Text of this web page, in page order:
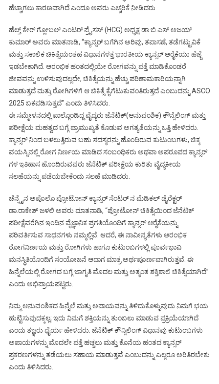
ಹೆಚ್ಚಾಗಲು ಕಾರಣವಾಗಿದೆ ಎಂದೂ ಅವರು ಎಚ್ಚರಿಕೆ ನೀಡಿದರು.
ಹೆಲ್ತ್ ಕೇರ್ ಗ್ಲೋಬಲ್ ಎಂಟರ್ ಪ್ರೈಸಸ್ (HCG) ಅಧ್ಯಕ್ಷ ಡಾ.ಬಿ.ಎಸ್.ಅಜಯ್
ಕುಮಾರ್ ಅವರು ಮಾತನಾಡಿ, “ಕ್ಯಾನ್ಸರ್ ಬಗೆಗಿನ ಅರಿವು, ತಪಾಸಣೆ, ತಡೆಗಟ್ಟುವಿಕೆ
ಮತ್ತು ಸಕಾಲಿಕ ಚಿಕಿತ್ಸೆಯಂತಹ ವಿಧಾನಗಳತ್ತ ಭಾರತೀಯ ಕ್ಯಾನ್ಸರ್ ಆರೈಕೆಯು ಹೆಜ್ಜೆ
ಇಡಬೇಕಾಗಿದೆ. ಆರಂಭಿಕ ಹಂತದಲ್ಲಿಯೇ ರೋಗವನ್ನು ಪತ್ತೆ ಮಾಡಿಕೊಂಡರೆ
ಜೀವವನ್ನು ಉಳಿಸುವುದಲ್ಲದೇ, ಚಿಕಿತ್ಸೆಯನ್ನು ಹೆಚ್ಚು ಪರಿಣಾಮಕಾರಿಯನ್ನಾಗಿ
ಮಾಡುತ್ತದೆ ಮತ್ತು ರೋಗಿಗಳಿಗೆ ಆ ಚಿಕಿತ್ಸೆ ಕೈಗೆಟುಕುವಂತಿರುತ್ತದೆ ಎಂಬುದನ್ನು ASCO
2025 ಬಕಪಡಿಸುತ್ತದೆ’’ ಎಂದು ತಿಳಿಸಿದರು.
ಈ ಸಮ್ಮೇಳನದಲ್ಲಿ ಪಾಲ್ಗೊಂಡಿದ್ದ ವೈದ್ಯರು ಜೆನೆಟಿಕ್(ಆನುವಂಶಿಕ) ಕೌನ್ಸೆಲಿಂಗ್ ಮತ್ತು
ಪರೀಕ್ಷೆಯ ಮಹತ್ವದ ಬಗ್ಗೆ ಪ್ರಾಮುಖ್ಯತೆ ಕೊಡುವ ಅಗತ್ಯತೆಯನ್ನು ಒತ್ತಿ ಹೇಳಿದರು.
ಕ್ಯಾನ್ಸರ್ ನಿಂದ ಬಳಲುತ್ತಿರುವ ಬಹು ಸದಸ್ಯರನ್ನು ಹೊಂದಿರುವ ಕುಟುಂಬಗಳು, ಚಿಕ್ಕ
ವಯಸ್ಸಿನಲ್ಲಿ ರೋಗ ನಿರ್ಣಯ ಮಾಡಿದ ಸಂಬಂಧಿಕರು ಅಥವಾ ಅಪರೂಪದ ಕ್ಯಾನ್ಸರ್
ಗಳ ಇತಿಹಾಸ ಹೊಂದಿರುವವರು ಜೆನೆಟಿಕ್ ಪರೀಕ್ಷೆಯ ಕುರಿತು ವೈದ್ಯಕೀಯ
ಸಲಹೆಯನ್ನು ಪಡೆಯಬೇಕೆಂದು ಸಲಹೆ ಮಾಡಿದರು.
ಚೆನ್ನೈನ ಅಪೊಲೊ ಪ್ರೋಟೋನ್ ಕ್ಯಾನ್ಸರ್ ಸೆಂಟರ್ ನ ಮೆಡಿಕಲ್ ಡೈರೆಕ್ಟರ್
ಡಾ.ರಾಕೇಶ್ ಜಳಲಿ ಅವರು ಮಾತನಾಡಿ, “ಪ್ರೋಟೋನ್ ಚಿಕಿತ್ಸೆಯಿಂದ ಜೆನೆಟಿಕ್
ಪರೀಕ್ಷೆವರೆಗಿನ ಇಂದಿನ ವೈಜ್ಞಾನಿಕ ಪ್ರಗತಿಯೊಂದಿಗೆ ಕ್ಯಾನ್ಸರ್ ಆರೈಕೆಯನ್ನು
ಪರಿವರ್ತಿಸುವ ಸಾಧನಗಳು ನಮ್ಮಲ್ಲಿವೆ. ಆದರೆ, ಈ ನಾವೀನ್ಯತೆಗಳು ಆರಂಭಿಕ
ರೋಗನಿರ್ಣಯ ಮತ್ತು ರೋಗಿಗಳು ಹಾಗೂ ಕುಟುಂಬಗಳಲ್ಲಿ ಪೂರ್ವಭಾವಿ
ಮನಸ್ಥಿತಿಯೊಂದಿಗೆ ಸಂಯೋಜನೆ ಆದಾಗ ಮಾತ್ರ ಅರ್ಥಪೂರ್ಣವಾಗಿರುತ್ತವೆ. ಈ
ಹಿನ್ನೆಲೆಯಲ್ಲಿ ರೋಗದ ಬಗ್ಗೆ ಜಾಗೃತಿ ಮೊದಲ ಮತ್ತು ಅತ್ಯಂತ ಶಕ್ತಿಶಾಲಿ ಚಿಕಿತ್ಸೆಯಾಗಿದೆ’’
ಎಂದು ಅಭಿಪ್ರಾಯಪಟ್ಟರು.
ನಿಮ್ಮ ಆನುವಂಶಿಕದ ಹಿನ್ನೆಲೆ ಮತ್ತು ಅಪಾಯವನ್ನು ತಿಳಿದುಕೊಳ್ಳುವುದು ನಿಮಗೆ ಭಯ
ಹುಟ್ಟಿಸುವುದಕ್ಕಲ್ಲ; ಇದು ನಿಮಗೆ ಶಕ್ತಿಯನ್ನು ತುಂಬಲು ಮಾಡುವ ಪ್ರಕ್ರಿಯೆಯಾಗಿದೆ
ಎಂದು ತಜ್ಞರು ಧೈರ್ಯ ಹೇಳಿದರು. ಜೆನೆಟಿಕ್ ಕೌನ್ಸಿಲಿಂಗ್ ವಿಧಾನವು ಕುಟುಂಬಗಳು
ಅಪಾಯಗಳನ್ನು ಮೊದಲೇ ಪತ್ತೆ ಹಚ್ಚಲು ಮತ್ತು ಕೊನೆಯ ಹಂತದ ಕ್ಯಾನ್ಸರ್
ಪ್ರಕರಣಗಳನ್ನು ತಡೆಯಲು ಸಹಾಯ ಮಾಡುತ್ತವೆ ಎಂಬುದನ್ನು ಎಲ್ಲರೂ ಅರಿತಿರಬೇಕು
ಎಂದು ತಿಳಿಸಿದರು.